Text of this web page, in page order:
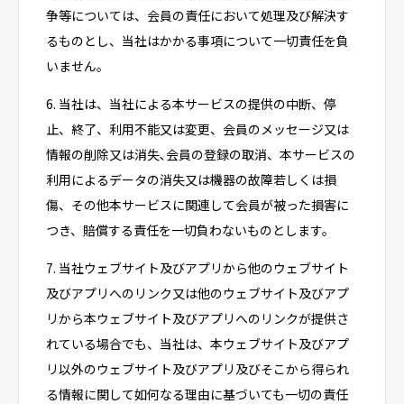
争等については、会員の責任において処理及び解決す
るものとし、当社はかかる事項について一切責任を負
いません。
6. 当社は、当社による本サービスの提供の中断、停
止、終了、利用不能又は変更、会員のメッセージ又は
情報の削除又は消失､会員の登録の取消、本サービスの
利用によるデータの消失又は機器の故障若しくは損
傷、その他本サービスに関連して会員が被った損害に
つき、賠償する責任を一切負わないものとします。
7. 当社ウェブサイト及びアプリから他のウェブサイト
及びアプリへのリンク又は他のウェブサイト及びアプ
リから本ウェブサイト及びアプリへのリンクが提供さ
れている場合でも、当社は、本ウェブサイト及びアプ
リ以外のウェブサイト及びアプリ及びそこから得られ
る情報に関して如何なる理由に基づいても一切の責任